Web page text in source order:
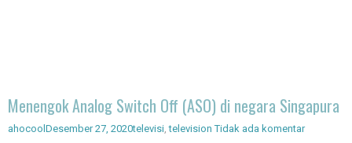
Menengok Analog Switch Off (ASO) di negara Singapura
ahocool Desember 27, 2020televisi,television Tidak ada komentar